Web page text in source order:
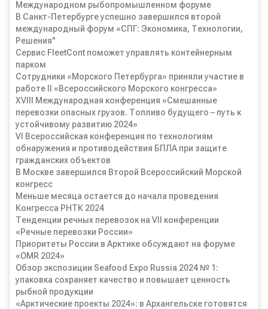
Международном рыбопромышленном форуме
В Санкт-Петербурге успешно завершился второй
международный форум «СПГ: Экономика, Технологии,
Решения"
Сервис FleetCont поможет управлять контейнерным
парком
Сотрудники «Морского Петербурга» приняли участие в
работе II «Всероссийского Морского конгресса»
XVIII Международная конференция «Смешанные
перевозки опасных грузов. Топливо будущего – путь к
устойчивому развитию 2024»
VI Всероссийская конференция по технологиям
обнаружения и противодействия БПЛА при защите
гражданских объектов
В Москве завершился Второй Всероссийский Морской
конгресс
Меньше месяца остается до начала проведения
Конгресса РНТК 2024
Тенденции речных перевозок на VII конференции
«Речные перевозки России»
Приоритеты России в Арктике обсуждают на форуме
«OMR 2024»
Обзор экспозиции Seafood Expo Russia 2024 № 1:
упаковка сохраняет качество и повышает ценность
рыбной продукции
«Арктические проекты 2024»: в Архангельске готовятся